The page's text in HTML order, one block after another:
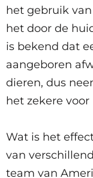
het gebruik
het door de
is bekend dat
aangeboren
dieren, dus
het zekere
Wat is het
van
team van